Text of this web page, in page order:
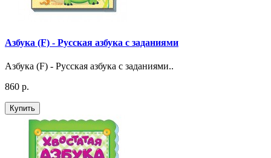
Азбука (F) - Русская азбука с заданиями
Азбука (F) - Русская азбука с заданиями..
860 р.
Купить